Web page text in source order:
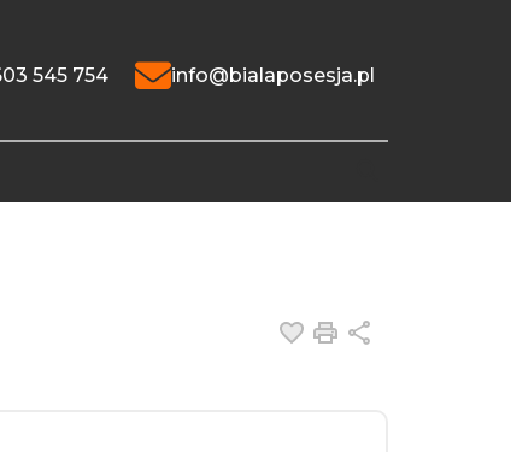
545 754 info@bialaposesja.pl
Dodaj do
Drukuj